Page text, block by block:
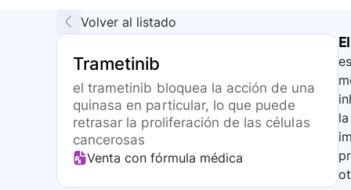
Volver al listado
Trametinib
el trametinib bloquea la acción de una
quinasa en particular, lo que puede
retrasar la proliferación de las células
cancerosas
Venta con fórmula médica